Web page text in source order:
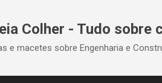
Colher - Tudo sobre
e macetes sobre Engenharia e